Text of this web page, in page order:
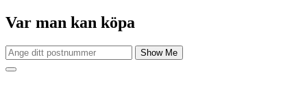
Var man kan köpa
Show Me